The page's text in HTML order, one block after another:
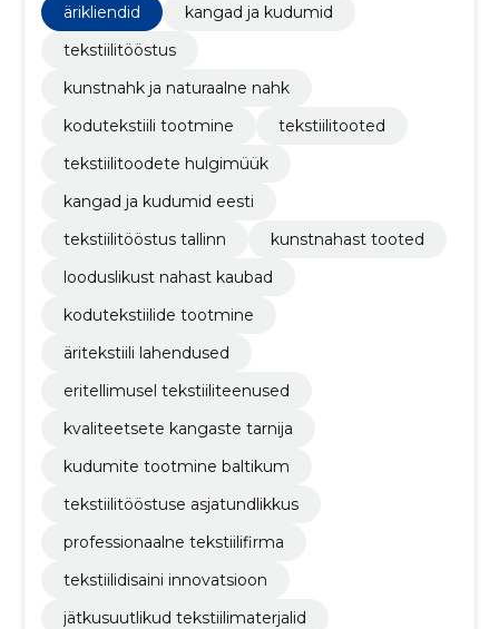
ärikliendid
kangad ja kudumid
tekstiilitööstus
kunstnahk ja naturaalne nahk
kodutekstiili tootmine
tekstiilitooted
tekstiilitoodete hulgimüük
kangad ja kudumid eesti
tekstiilitööstus tallinn
kunstnahast tooted
looduslikust nahast kaubad
kodutekstiilide tootmine
äritekstiili lahendused
eritellimusel tekstiiliteenused
kvaliteetsete kangaste tarnija
kudumite tootmine baltikum
tekstiilitööstuse asjatundlikkus
professionaalne tekstiilifirma
tekstiilidisaini innovatsioon
jätkusuutlikud tekstiilimaterjalid